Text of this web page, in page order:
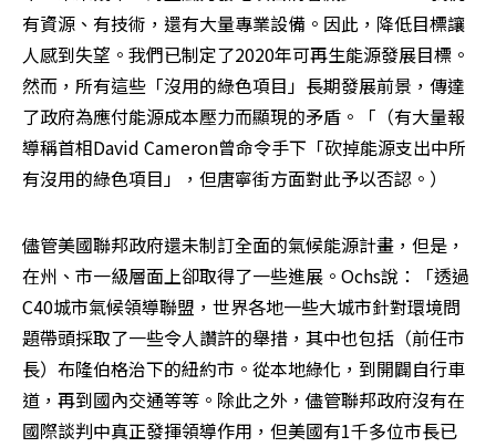
有資源、有技術，還有大量專業設備。因此，降低目標讓
人感到失望。我們已制定了2020年可再生能源發展目標。
然而，所有這些「沒用的綠色項目」長期發展前景，傳達
了政府為應付能源成本壓力而顯現的矛盾。「（有大量報
導稱首相David Cameron曾命令手下「砍掉能源支出中所
有沒用的綠色項目」，但唐寧街方面對此予以否認。）
儘管美國聯邦政府還未制訂全面的氣候能源計畫，但是，
在州、市一級層面上卻取得了一些進展。Ochs說：「透過
C40城市氣候領導聯盟，世界各地一些大城市針對環境問
題帶頭採取了一些令人讚許的舉措，其中也包括（前任市
長）布隆伯格治下的紐約市。從本地綠化，到開闢自行車
道，再到國內交通等等。除此之外，儘管聯邦政府沒有在
國際談判中真正發揮領導作用，但美國有1千多位市長已